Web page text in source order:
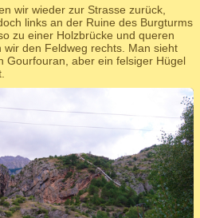
wir wieder zur Strasse zurück,
links an der Ruine des Burgturms
zu einer Holzbrücke und queren
wir den Feldweg rechts. Man sieht
Gourfouran, aber ein felsiger Hügel